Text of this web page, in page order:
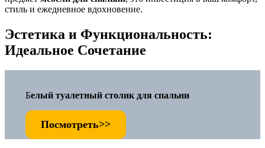
стиль и ежедневное вдохновение.
Эстетика и Функциональность:
Идеальное Сочетание
Белый туалетный столик для спальни
Посмотреть>>